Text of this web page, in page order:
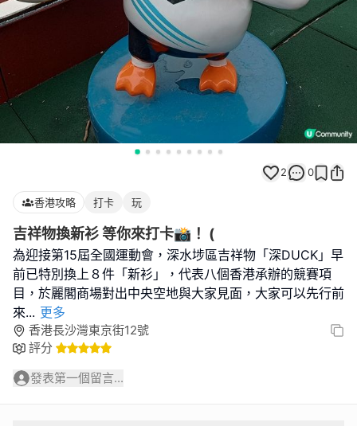
2 0
香港攻略 打卡 玩
吉祥物換新衫 等你來打卡📸！ (
為迎接第15屆全國運動會，深水埗區吉祥物「深DUCK」早
前已特別換上８件「新衫」，代表八個香港承辦的競賽項
目，於麗閣商場對出中央空地與大家見面，大家可以先行前
來... 更多
香港長沙灣東京街12號
評分
發表第一個留言...